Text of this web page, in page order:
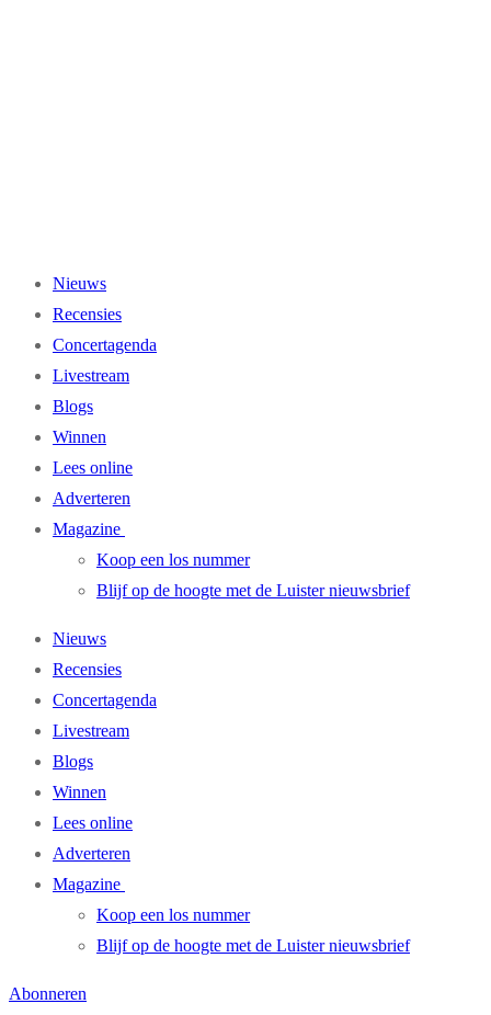
Nieuws
Recensies
Concertagenda
Livestream
Blogs
Winnen
Lees online
Adverteren
Magazine
Koop een los nummer
Blijf op de hoogte met de Luister nieuwsbrief
Nieuws
Recensies
Concertagenda
Livestream
Blogs
Winnen
Lees online
Adverteren
Magazine
Koop een los nummer
Blijf op de hoogte met de Luister nieuwsbrief
Abonneren